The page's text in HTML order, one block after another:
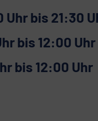
Uhr bis 21:30
bis 12:00 Uhr
bis 12:00 Uhr